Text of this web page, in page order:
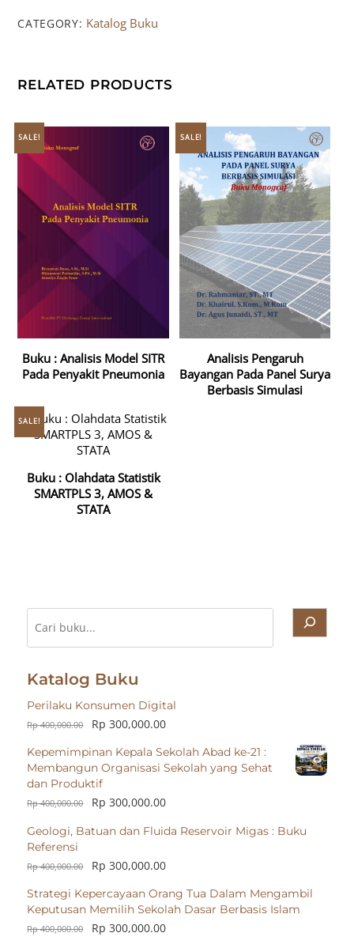
CATEGORY: Katalog Buku
RELATED PRODUCTS
SALE!
Buku : Analisis Model SITR
Pada Penyakit Pneumonia
SALE!
Analisis Pengaruh
Bayangan Pada Panel Surya
Berbasis Simulasi
SALE!
Buku : Olahdata Statistik
SMARTPLS 3, AMOS &
STATA
Cari
Katalog Buku
Perilaku Konsumen Digital
Rp400,000.00 Rp 300,000.00
Kepemimpinan Kepala Sekolah Abad ke-21 :
Membangun Organisasi Sekolah yang Sehat
dan Produktif
Rp400,000.00 Rp 300,000.00
Geologi, Batuan dan Fluida Reservoir Migas : Buku
Referensi
Rp400,000.00 Rp 300,000.00
Strategi Kepercayaan Orang Tua Dalam Mengambil
Keputusan Memilih Sekolah Dasar Berbasis Islam
Rp400,000.00 Rp 300,000.00